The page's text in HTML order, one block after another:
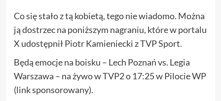
Co się stało z tą kobietą, tego nie wiadomo. Można
ją dostrzec na poniższym nagraniu, które w portalu
X udostępnił Piotr Kamieniecki z TVP Sport.
Będą emocje na boisku – Lech Poznań vs. Legia
Warszawa – na żywo w TVP2 o 17:25 w Pilocie WP
(link sponsorowany).